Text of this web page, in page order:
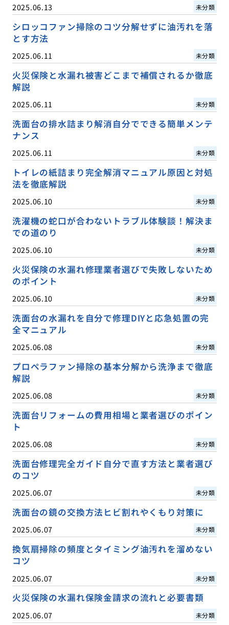
2025.06.13 未分類
シロッコファン掃除のコツ分解せずに油汚れを落
とす方法
2025.06.11 未分類
火災保険と水漏れ被害どこまで補償されるか徹底
解説
2025.06.11 未分類
洗面台の排水詰まり解消自分でできる簡単メンテ
ナンス
2025.06.11 未分類
トイレの紙詰まり完全解消マニュアル原因と対処
法を徹底解説
2025.06.10 未分類
洗濯機の蛇口が合わないトラブル体験談！解決ま
での道のり
2025.06.10 未分類
火災保険の水漏れ修理業者選びで失敗しないため
のポイント
2025.06.10 未分類
洗面台の水漏れを自分で修理DIYと応急処置の完
全マニュアル
2025.06.08 未分類
プロペラファン掃除の基本分解から洗浄まで徹底
解説
2025.06.08 未分類
洗面台リフォームの費用相場と業者選びのポイン
ト
2025.06.08 未分類
洗面台修理完全ガイド自分で直す方法と業者選び
のコツ
2025.06.07 未分類
洗面台の鏡の交換方法ヒビ割れやくもり対策に
2025.06.07 未分類
換気扇掃除の頻度とタイミング油汚れを溜めない
コツ
2025.06.07 未分類
火災保険の水漏れ保険金請求の流れと必要書類
2025.06.07 未分類